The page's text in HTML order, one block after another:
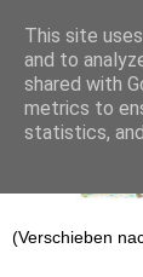
This site
and to
shared with
metrics to
statistics,